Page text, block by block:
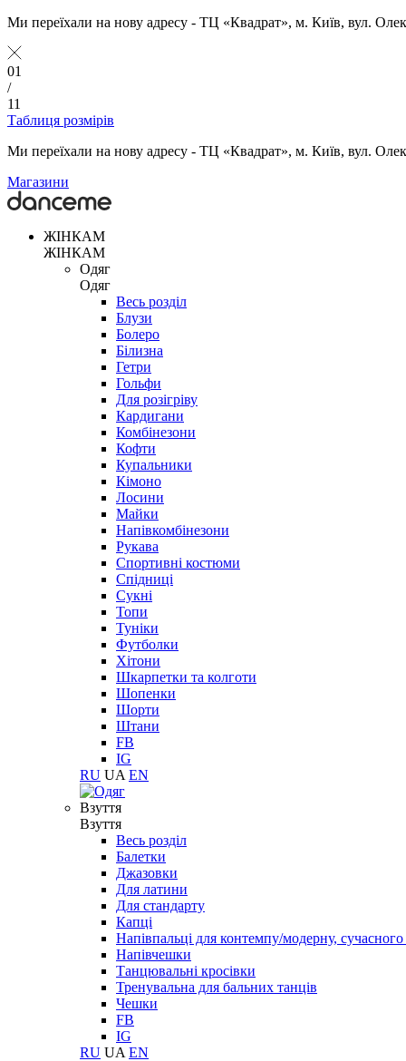
Ми переїхали на нову адресу - ТЦ «Квадрат», м. Київ, вул.
01
/
11
Таблиця розмірів
Ми переїхали на нову адресу - ТЦ «Квадрат», м. Київ, вул.
Магазини
ЖІНКАМ
ЖІНКАМ
Одяг
Одяг
Весь розділ
Блузи
Болеро
Білизна
Гетри
Гольфи
Для розігріву
Кардигани
Комбінезони
Кофти
Купальники
Кімоно
Лосини
Майки
Напівкомбінезони
Рукава
Спортивні костюми
Спідниці
Сукні
Топи
Туніки
Футболки
Хітони
Шкарпетки та колготи
Шопенки
Шорти
Штани
FB
IG
RU UA EN
Взуття
Взуття
Весь розділ
Балетки
Джазовки
Для латини
Для стандарту
Капці
Напівпальці для контемпу/модерну,
Напівчешки
Танцювальні кросівки
Тренувальна для бальних танців
Чешки
FB
IG
RU UA EN